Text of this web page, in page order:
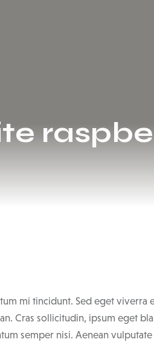
mi tincidunt. Sed eget viverra
Cras sollicitudin, ipsum eget
semper nisi. Aenean vulputate